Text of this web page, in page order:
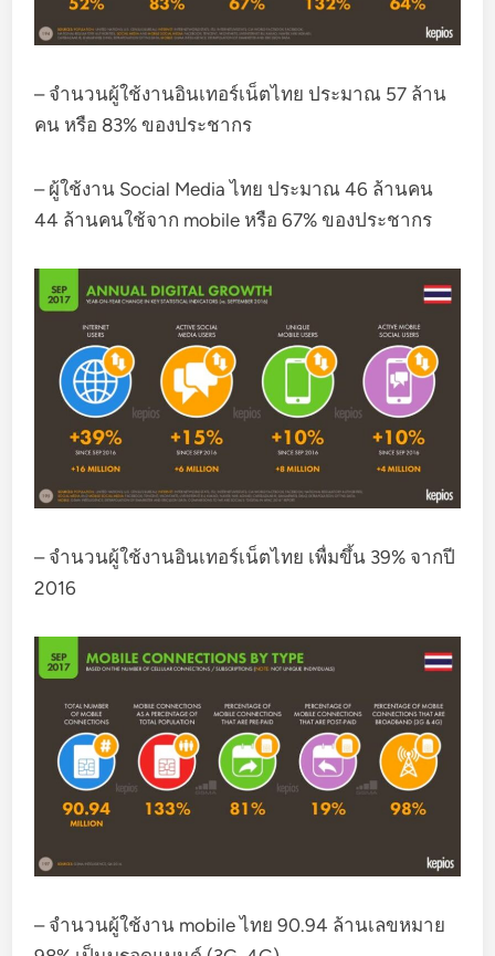
– จำนวนผู้ใช้งานอินเทอร์เน็ตไทย ประมาณ 57 ล้าน
คน หรือ 83% ของประชากร
– ผู้ใช้งาน Social Media ไทย ประมาณ 46 ล้านคน
44 ล้านคนใช้จาก mobile หรือ 67% ของประชากร
– จำนวนผู้ใช้งานอินเทอร์เน็ตไทย เพื่มขึ้น 39% จากปี
2016
– จำนวนผู้ใช้งาน mobile ไทย 90.94 ล้านเลขหมาย